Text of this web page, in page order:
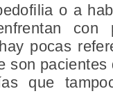
o a
con
pocas
son
que